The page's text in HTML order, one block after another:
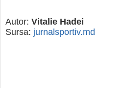
Autor: Vitalie Hadei
Sursa: jurnalsportiv.md